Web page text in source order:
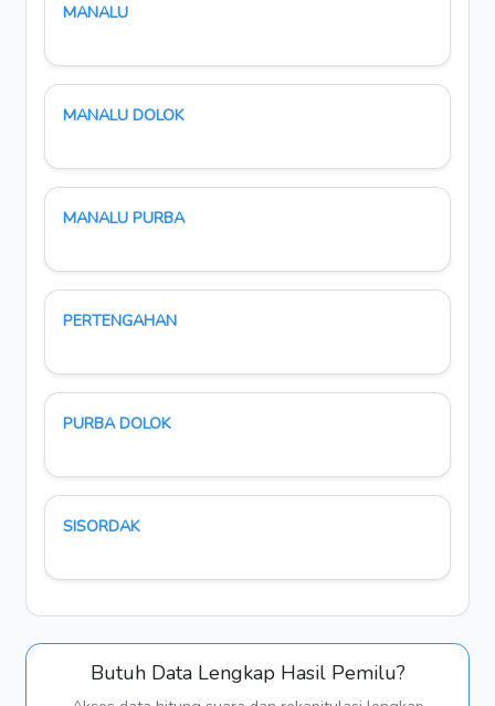
MANALU
MANALU DOLOK
MANALU PURBA
PERTENGAHAN
PURBA DOLOK
SISORDAK
Butuh Data Lengkap Hasil Pemilu?